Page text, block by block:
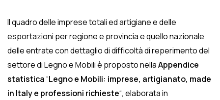
Il quadro delle imprese totali ed artigiane e delle
esportazioni per regione e provincia e quello nazionale
delle entrate con dettaglio di difficoltà di reperimento del
settore di Legno e Mobili è proposto nellaAppendice
statistica“Legno e Mobili: imprese, artigianato, made
in Italy e professioni richieste“, elaborata in